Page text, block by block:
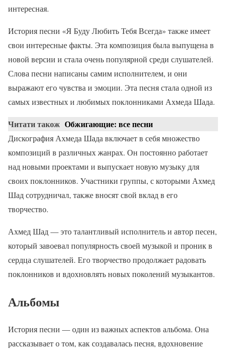
интересная.
История песни «Я Буду Любить Тебя Всегда» также имеет
свои интересные факты. Эта композиция была выпущена в
новой версии и стала очень популярной среди слушателей.
Слова песни написаны самим исполнителем, и они
выражают его чувства и эмоции. Эта песня стала одной из
самых известных и любимых поклонниками Ахмеда Шада.
Читати також Обжигающие: все песни
Дискография Ахмеда Шада включает в себя множество
композиций в различных жанрах. Он постоянно работает
над новыми проектами и выпускает новую музыку для
своих поклонников. Участники группы, с которыми Ахмед
Шад сотрудничал, также вносят свой вклад в его
творчество.
Ахмед Шад — это талантливый исполнитель и автор песен,
который завоевал популярность своей музыкой и проник в
сердца слушателей. Его творчество продолжает радовать
поклонников и вдохновлять новых поколений музыкантов.
Альбомы
История песни — один из важных аспектов альбома. Она
рассказывает о том, как создавалась песня, вдохновение